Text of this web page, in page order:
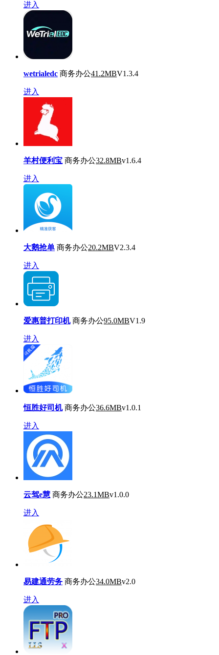
进入
wetrialedc 商务办公41.2MBV1.3.4
进入
羊村便利宝 商务办公32.8MBv1.6.4
进入
大鹅抢单 商务办公20.2MBV2.3.4
进入
爱惠普打印机 商务办公95.0MBV1.9
进入
恒胜好司机 商务办公36.6MBv1.0.1
进入
云驾e慧 商务办公23.1MBv1.0.0
进入
易建通劳务 商务办公34.0MBv2.0
进入